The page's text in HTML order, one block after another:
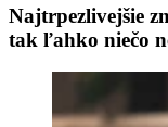
Najtrpezlivejšie
tak ľahko niečo